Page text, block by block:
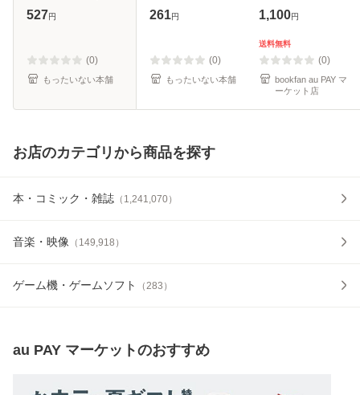
本さみ 六畳間 矢萩
み / 竹書房 [文庫]
【メール便送
527円
(0)
もったいない本舗
[文庫]【メール便送
261円
(0)
もったいない本舗
1,100円
送料無料
(0)
bookfan au PAY マ
ーケット店
お店のカテゴリから商品を探す
本・コミック・雑誌 （ 1,241,070）
音楽・映像 （ 149,918 ）
ゲーム機・ゲームソフト （283 ）
au PAY マーケットのおすすめ